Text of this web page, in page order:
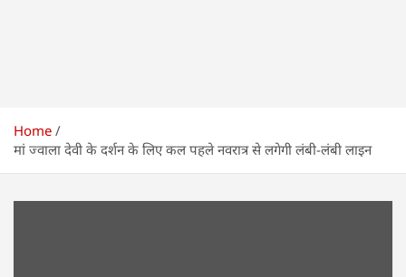
Home
मां ज्वाला देवी के दर्शन के लिए कल पहले नवरात्र से लगेगी लंबी-लंबी लाइन